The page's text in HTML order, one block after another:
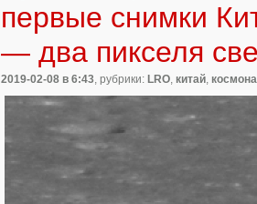
первые снимки
— два пикселя
2019-02-08 в 6:43, рубрики: LRO, китай,